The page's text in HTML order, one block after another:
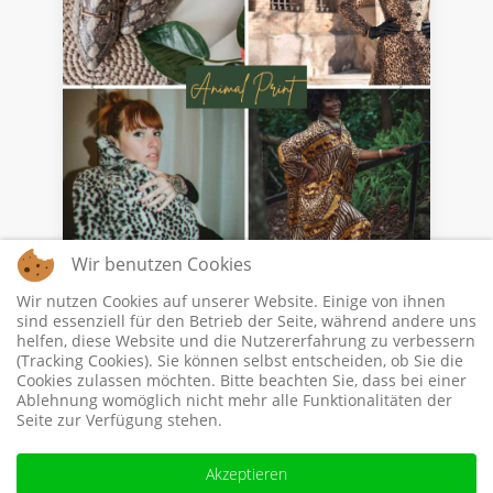
Förstenberg Elfin © 2026 All Rights Reserved
Wir benutzen Cookies
Wir nutzen Cookies auf unserer Website. Einige von ihnen
sind essenziell für den Betrieb der Seite, während andere uns
helfen, diese Website und die Nutzererfahrung zu verbessern
(Tracking Cookies). Sie können selbst entscheiden, ob Sie die
Cookies zulassen möchten. Bitte beachten Sie, dass bei einer
Ablehnung womöglich nicht mehr alle Funktionalitäten der
Seite zur Verfügung stehen.
Akzeptieren